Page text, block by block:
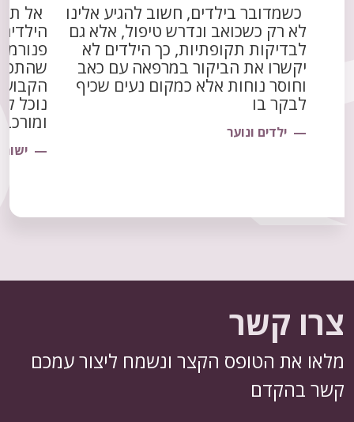
כשמדובר בילדים, חשוב להגיע אלינו
לא רק כשכואב ונדרש טיפול, אלא גם
לבדיקות תקופתיות, כך הילדים לא
יקשרו את הביקור במרפאה עם כאב
וחוסר נוחות אלא כמקום נעים שכיף
לבקר בו
ילדים ונוער
אל
נוכל
ומורכב
ישור
צרו קשר
מלאו את הטופס הקצר ונשמח ליצור עמכם
קשר בהקדם